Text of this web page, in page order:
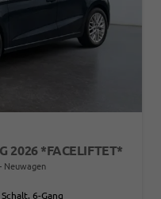
2026 *FACELIFTET*
Neuwagen
Schalt. 6-Gang